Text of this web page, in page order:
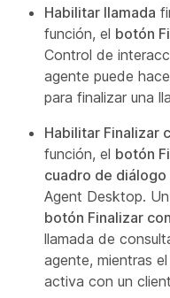
Habilitar llamada
función, el botón
Control de
agente puede
para finalizar una
Habilitar Finalizar
función, el botón
cuadro de
Agent Desktop.
botón Finalizar
llamada de
agente, mientras
activa con un